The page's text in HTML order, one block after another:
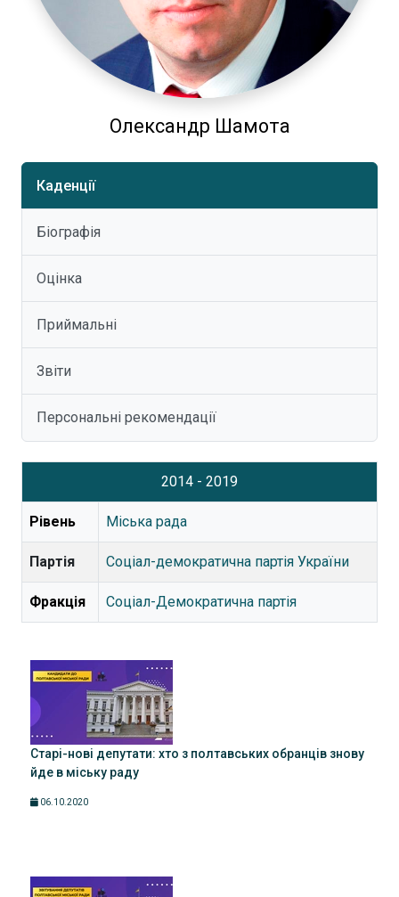
Олександр Шамота
Каденції
Біографія
Оцінка
Приймальні
Звіти
Персональні рекомендації
2014 - 2019
Рівень Міська рада
Партія Соціал-демократична партія України
Фракція Соціал-Демократична партія
Старі-нові депутати: хто з полтавських обранців знову
йде в міську раду
06.10.2020